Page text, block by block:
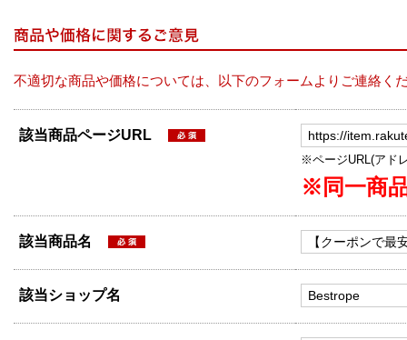
不適切な商品や価格については、以下のフォームよりご連絡く
該当商品ページURL
※ページURL(アド
※同一商
該当商品名
該当ショップ名